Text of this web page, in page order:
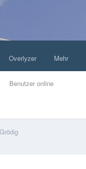
Benutzer online
Overlyzer Mehr